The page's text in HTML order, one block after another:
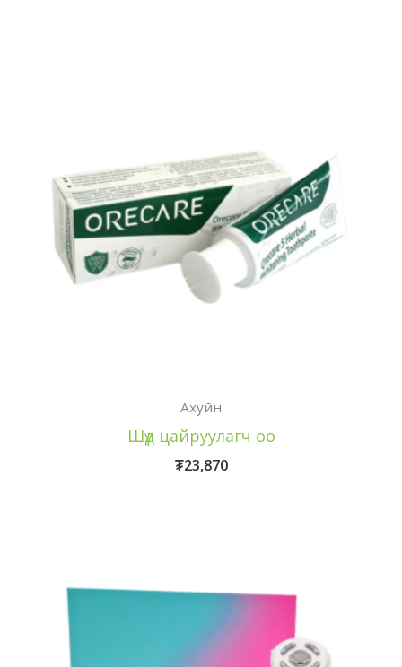
Ахуйн
Шүд цайруулагч оо
₮23,870